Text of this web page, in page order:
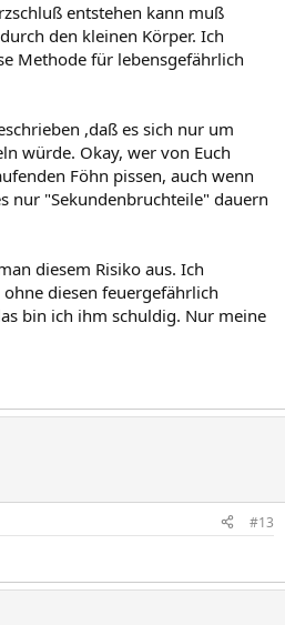
entstehen kann muß
den kleinen Körper. Ich
Methode für lebensgefährlich
,daß es sich nur um
würde. Okay, wer von Euch
Föhn pissen, auch wenn
nur "Sekundenbruchteile" dauern
diesem Risiko aus. Ich
diesen feuergefährlich
bin ich ihm schuldig. Nur meine
#13